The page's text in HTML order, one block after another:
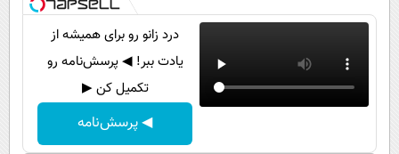
درد زانو رو برای همیشه از
یادت ببر! ◀ پرسش‌نامه رو
تکمیل کن ▶
◀ پرسش‌نامه